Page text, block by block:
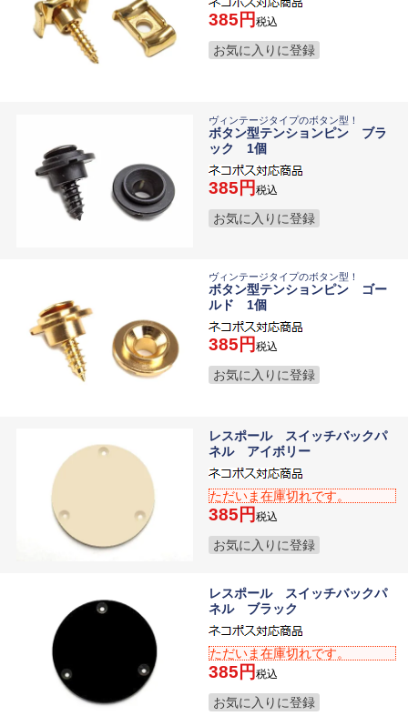
385 税込
お気に入りに登録
ヴィンテージタイプのボタン型！
ボタン型テンションピン ブラ
ック 1個
385 税込
お気に入りに登録
ヴィンテージタイプのボタン型！
ボタン型テンションピン ゴー
ルド 1個
385 税込
お気に入りに登録
レスポール スイッチバックパ
ネル アイボリー
ただいま在庫切れです。
385 税込
お気に入りに登録
レスポール スイッチバックパ
ネル ブラック
ただいま在庫切れです。
385 税込
お気に入りに登録